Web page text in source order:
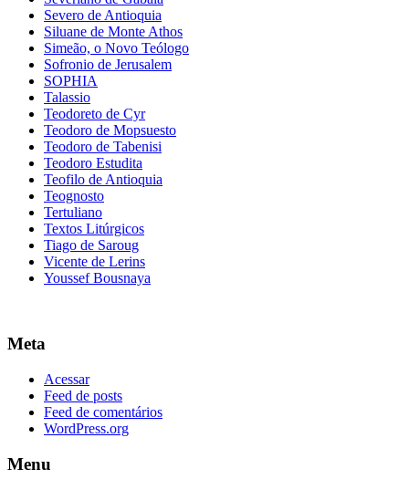
Severo de Antioquia
Siluane de Monte Athos
Simeão, o Novo Teólogo
Sofronio de Jerusalem
SOPHIA
Talassio
Teodoreto de Cyr
Teodoro de Mopsuesto
Teodoro de Tabenisi
Teodoro Estudita
Teofilo de Antioquia
Teognosto
Tertuliano
Textos Litúrgicos
Tiago de Saroug
Vicente de Lerins
Youssef Bousnaya
Meta
Acessar
Feed de posts
Feed de comentários
WordPress.org
Menu